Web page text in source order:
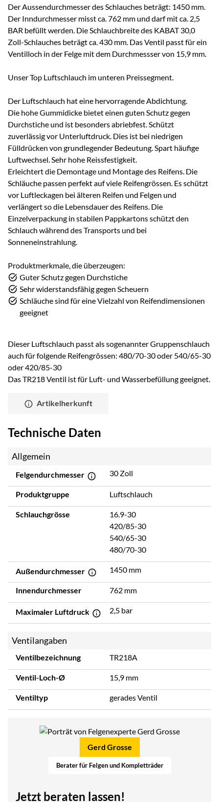
Der Aussendurchmesser des Schlauches beträgt: 1450 mm.
Der Inndurchmesser misst ca. 762 mm und darf mit ca. 2,5
BAR befüllt werden. Die Schlauchbreite des KABAT 30,0
Zoll-Schlauches beträgt ca. 430 mm. Das Ventil passt für ein
Ventilloch in der Felge mit dem Durchmessser von 15,9 mm.
Unser Top Luftschlauch im unteren Preissegment.
Der Luftschlauch hat eine hervorragende Abdichtung.
Die hohe Gummidicke bietet einen guten Schutz gegen
Durchstiche und ist besonders abriebfest. Schützt
zuverlässig vor Unterluftdruck. Dies ist bei niedrigen
Fülldrücken von grundlegender Bedeutung. Spart häufige
Luftwechsel. Sehr hohe Reissfestigkeit.
Erleichtert die Demontage und Montage des Reifens. Die
Schläuche passen perfekt auf viele Reifengrössen. Es schützt
vor Luftleckagen bei älteren Reifen und Felgen und
verlängert so die Lebensdauer des Reifens. Die
Einzelverpackung in stabilen Pappkartons schützt den
Schlauch während des Transports und bei
Sonneneinstrahlung.
Produktmerkmale, die überzeugen:
Guter Schutz gegen Durchstiche
Sehr widerstandsfähig gegen Scheuern
Schläuche sind für eine Vielzahl von Reifendimensionen
geeignet
Dieser Luftschlauch passt als sogenannter Gruppenschlauch
auch für folgende Reifengrössen: 480/70-30 oder 540/65-30
oder 420/85-30
Das TR218 Ventil ist für Luft- und Wasserbefüllung geeignet.
Artikelherkunft
Technische Daten
Allgemein
Felgendurchmesser 30 Zoll
Produktgruppe Luftschlauch
Schlauchgrösse
16.9-30
420/85-30
540/65-30
480/70-30
Außendurchmesser 1450 mm
Innendurchmesser 762 mm
Maximaler Luftdruck 2,5 bar
Ventilangaben
Ventilbezeichnung TR218A
Ventil-Loch-Ø 15,9 mm
Ventiltyp gerades Ventil
Gerd Grosse
Berater für Felgen und Kompletträder
Jetzt beraten lassen!